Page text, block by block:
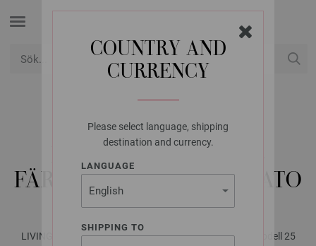
COUNTRY AND
CURRENCY
Please select language, shipping
destination and currency.
LANGUAGE
SHIPPING TO
FILATI STUDIO
KUDDÖVERDRAG 5-
FÄRGAT MERINO CARDATO
LIVING No. 1 - Magasin (DE) + Strikkeopskrifter (SE) | Modell 25